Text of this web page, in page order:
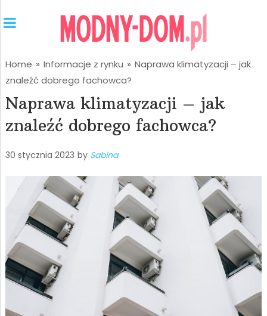
Home » Informacje z rynku » Naprawa klimatyzacji – jak
znaleźć dobrego fachowca?
Naprawa klimatyzacji – jak
znaleźć dobrego fachowca?
30 stycznia 2023 by Sabina